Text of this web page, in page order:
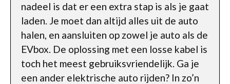
nadeel is dat er een extra stap is als je gaat
laden. Je moet dan altijd alles uit de auto
halen, en aansluiten op zowel je auto als de
EVbox. De oplossing met een losse kabel is
toch het meest gebruiksvriendelijk. Ga je
een ander elektrische auto rijden? In zo’n